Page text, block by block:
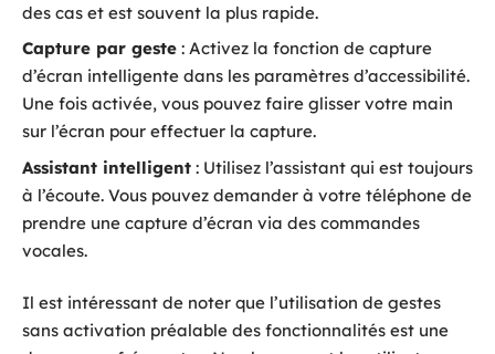
des cas et est souvent la plus rapide.
Capture par geste : Activez la fonction de capture
d’écran intelligente dans les paramètres d’accessibilité.
Une fois activée, vous pouvez faire glisser votre main
sur l’écran pour effectuer la capture.
Assistant intelligent : Utilisez l’assistant qui est toujours
à l’écoute. Vous pouvez demander à votre téléphone de
prendre une capture d’écran via des commandes
vocales.
Il est intéressant de noter que l’utilisation de gestes
sans activation préalable des fonctionnalités est une